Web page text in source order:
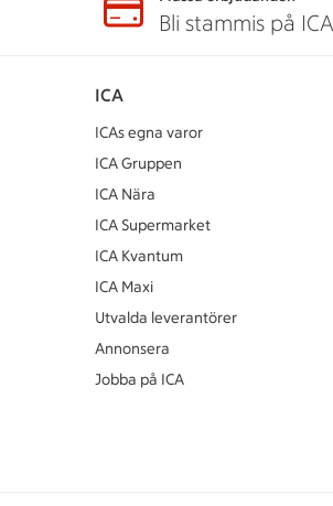
Bli stammis på ICA
ICA
ICAs egna varor
ICA Gruppen
ICA Nära
ICA Supermarket
ICA Kvantum
ICA Maxi
Utvalda leverantörer
Annonsera
Jobba på ICA